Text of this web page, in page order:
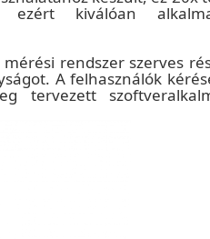
ezért kiválóan
rendszer szerves
A felhasználók
tervezett